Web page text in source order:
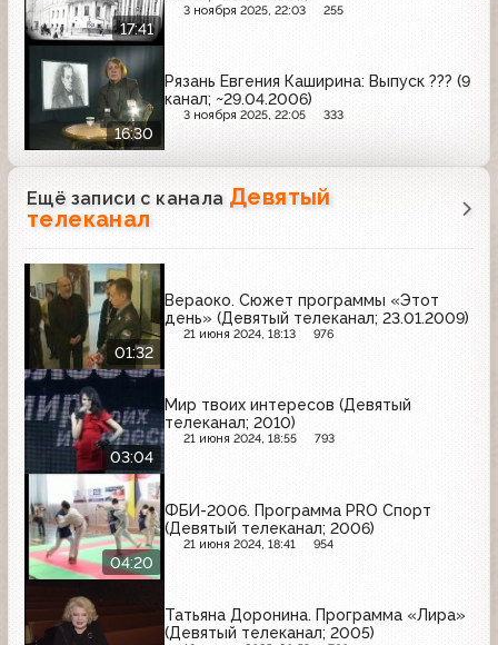
17:41
3 ноября 2025, 22:03 255
16:30
Рязань Евгения Каширина: Выпуск ??? (9
канал; ~29.04.2006)
3 ноября 2025, 22:05 333
Ещё записи с канала Девятый
телеканал
01:32
Вераоко. Сюжет программы «Этот
день» (Девятый телеканал; 23.01.2009)
21 июня 2024, 18:13 976
03:04
Мир твоих интересов (Девятый
телеканал; 2010)
21 июня 2024, 18:55 793
04:20
ФБИ-2006. Программа PRO Спорт
(Девятый телеканал; 2006)
21 июня 2024, 18:41 954
Татьяна Доронина. Программа «Лира»
(Девятый телеканал; 2005)